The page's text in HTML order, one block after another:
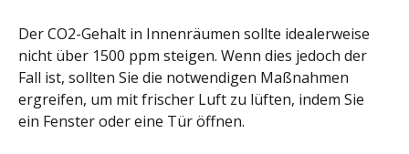
Der CO2-Gehalt in Innenräumen sollte idealerweise
nicht über 1500 ppm steigen. Wenn dies jedoch der
Fall ist, sollten Sie die notwendigen Maßnahmen
ergreifen, um mit frischer Luft zu lüften, indem Sie
ein Fenster oder eine Tür öffnen.